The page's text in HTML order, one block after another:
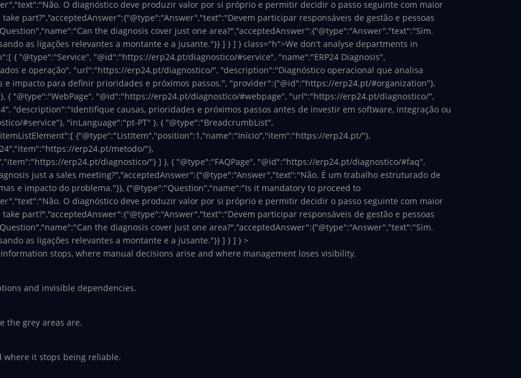
O diagnóstico deve produzir valor por si próprio e permitir decidir o passo seguinte com maior
part?","acceptedAnswer":{"@type":"Answer","text":"Devem participar responsáveis de gestão e pessoas
the diagnosis cover just one area?","acceptedAnswer":{"@type":"Answer","text":"Sim.
as ligações relevantes a montante e a jusante."}} ] } ] } class="h">We don't analyse departments in
{ "@type":"Service", "@id":"https://erp24.pt/diagnostico/#service", "name":"ERP24 Diagnosis",
e operação", "url":"https://erp24.pt/diagnostico/", "description":"Diagnóstico operacional que analisa
e impacto para definir prioridades e próximos passos.", "provider":{"@id":"https://erp24.pt/#organization"},
{ "@type":"WebPage", "@id":"https://erp24.pt/diagnostico/#webpage", "url":"https://erp24.pt/diagnostico/",
"description":"Identifique causas, prioridades e próximos passos antes de investir em software, integração ou
#service"}, "inLanguage":"pt-PT" }, { "@type":"BreadcrumbList",
{"@type":"ListItem","position":1,"name":"Início","item":"https://erp24.pt/"},
erp24.pt/metodo/"},
erp24.pt/diagnostico/"} ] }, { "@type":"FAQPage", "@id":"https://erp24.pt/diagnostico/#faq",
just a sales meeting?","acceptedAnswer":{"@type":"Answer","text":"Não. É um trabalho estruturado de
e impacto do problema."}}, {"@type":"Question","name":"Is it mandatory to proceed to
O diagnóstico deve produzir valor por si próprio e permitir decidir o passo seguinte com maior
part?","acceptedAnswer":{"@type":"Answer","text":"Devem participar responsáveis de gestão e pessoas
the diagnosis cover just one area?","acceptedAnswer":{"@type":"Answer","text":"Sim.
as ligações relevantes a montante e a jusante."}} ] } ] } >
stops, where manual decisions arise and where management loses visibility.
and invisible dependencies.
the grey areas are.
it stops being reliable.